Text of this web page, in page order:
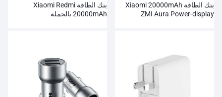
بنك الطاقة Xiaomi 20000mAh
ZMI Aura Power-display
بنك الطاقة Xiaomi Redmi
20000mAh بالجملة